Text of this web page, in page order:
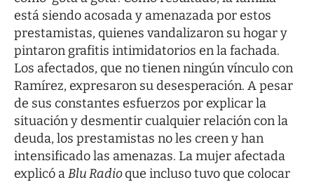
está siendo acosada y amenazada por estos
prestamistas, quienes vandalizaron su hogar y
pintaron grafitis intimidatorios en la fachada.
Los afectados, que no tienen ningún vínculo con
Ramírez, expresaron su desesperación. A pesar
de sus constantes esfuerzos por explicar la
situación y desmentir cualquier relación con la
deuda, los prestamistas no les creen y han
intensificado las amenazas. La mujer afectada
explicó aBlu Radioque incluso tuvo que colocar